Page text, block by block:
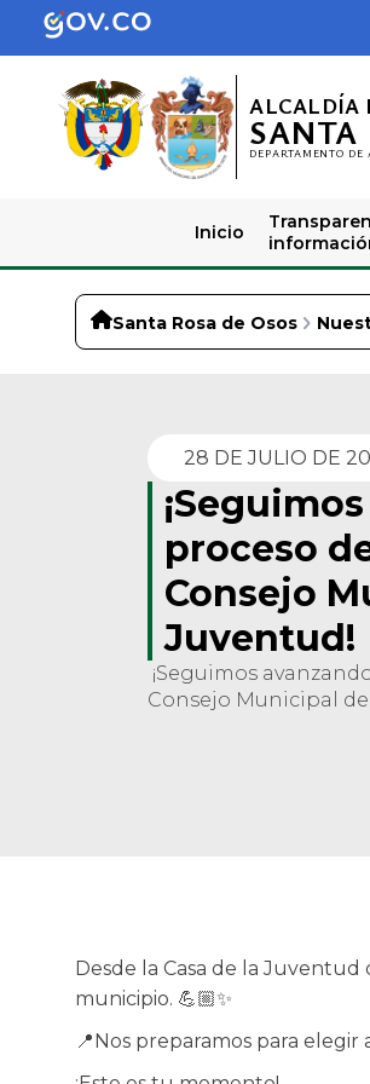
ALCALDÍA
SANTA
DEPARTAMENTO
Inicio
Santa Rosa de Osos
28 DE JULIO DE
proceso
Consejo
Juventud!
¡Seguimos
Consejo Municipal
​Desde la Casa de la
municipio. 💪🏼✨
📍Nos preparamos para